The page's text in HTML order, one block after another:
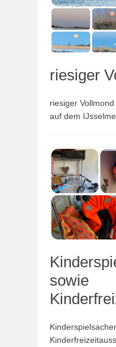
riesiger
riesiger
auf dem
sowie